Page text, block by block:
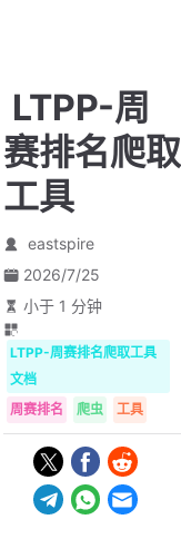
LTPP-周
赛排名爬取
工具
eastspire
2026/7/25
小于 1 分钟
LTPP-周赛排名爬取工具
文档
周赛排名
爬虫 工具